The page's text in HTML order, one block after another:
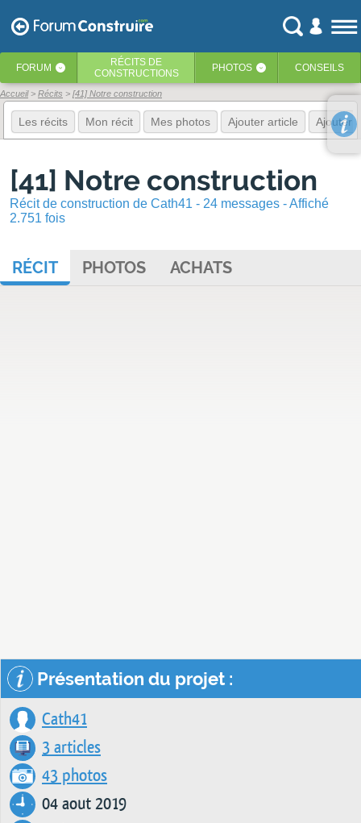
FORUM ‹ RÉCITS DE
CONSTRUCTIONS
PHOTOS ‹ CONSEILS
Accueil Récits [41] Notre construction
Les récits Mon récit Mes photos Ajouter article Ajouter
[41] Notre construction
Récit de construction de Cath41 - 24 messages - Affiché
2.751 fois
RÉCIT PHOTOS ACHATS
Présentation du projet :
Cath41
3 articles
43 photos
04 aout 2019